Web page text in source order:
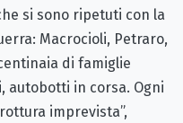
si sono ripetuti con la
Macrocioli, Petraro,
di famiglie
autobotti in corsa. Ogni
imprevista”,